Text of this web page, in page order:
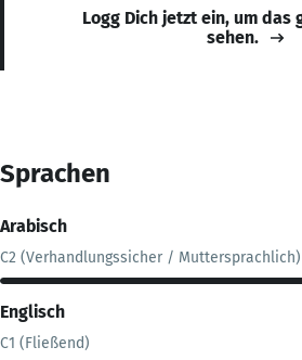
Logg Dich jetzt ein, um das
sehen.
Sprachen
Arabisch
C2 (Verhandlungssicher / Muttersprachlich)
Englisch
C1 (Fließend)